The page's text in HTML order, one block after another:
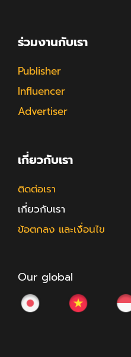
ร่วมงานกับเรา
Publisher
Influencer
Advertiser
เกี่ยวกับเรา
ติดต่อเรา
เกี่ยวกับเรา
ข้อตกลง และเงื่อนไข
Our global